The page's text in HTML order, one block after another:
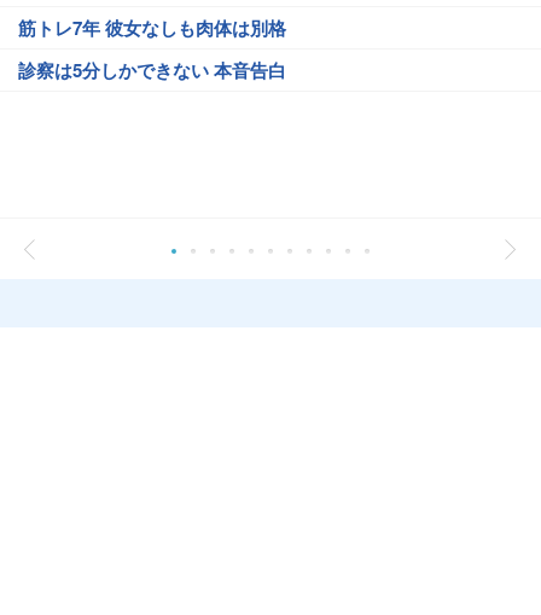
筋トレ7年 彼女なしも肉体は別格
診察は5分しかできない 本音告白